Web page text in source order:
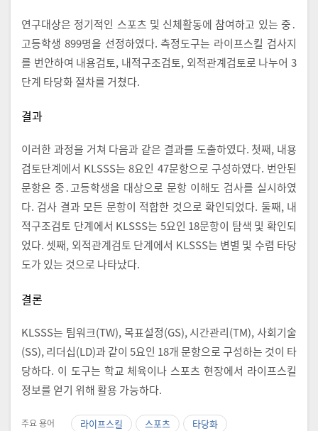
연구대상은 정기적인 스포츠 및 신체활동에 참여하고 있는 중․
고등학생 899명을 선정하였다. 측정도구는 라이프스킬 검사지
를 번안하여 내용검토, 내적구조검토, 외적관계검토로 나누어 3
단계 타당화 절차를 거쳤다.
결과
이러한 과정을 거쳐 다음과 같은 결과를 도출하였다. 첫째, 내용
검토단계에서 KLSSS는 8요인 47문항으로 구성하였다. 번안된
문항은 중․고등학생을 대상으로 문항 이해도 검사를 실시하였
다. 검사 결과 모든 문항이 적합한 것으로 확인되었다. 둘째, 내
적구조검토 단계에서 KLSSS는 5요인 18문항이 탐색 및 확인되
었다. 셋째, 외적관계검토 단계에서 KLSSS는 변별 및 수렴 타당
도가 있는 것으로 나타났다.
결론
KLSSS는 팀워크(TW), 목표설정(GS), 시간관리(TM), 사회기술
(SS), 리더십(LD)과 같이 5요인 18개 문항으로 구성하는 것이 타
당하다. 이 도구는 학교 체육이나 스포츠 현장에서 라이프스킬
정보를 얻기 위해 활용 가능하다.
주요 용어 라이프스킬 스포츠
타당화